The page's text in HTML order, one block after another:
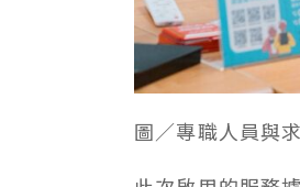
圖／專職人員與